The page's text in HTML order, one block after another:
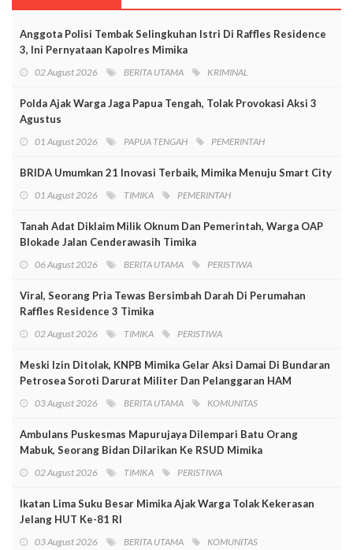
Anggota Polisi Tembak Selingkuhan Istri Di Raffles Residence
3, Ini Pernyataan Kapolres Mimika
02 August 2026 BERITA UTAMA KRIMINAL
Polda Ajak Warga Jaga Papua Tengah, Tolak Provokasi Aksi 3
Agustus
01 August 2026 PAPUA TENGAH PEMERINTAH
BRIDA Umumkan 21 Inovasi Terbaik, Mimika Menuju Smart City
01 August 2026 TIMIKA PEMERINTAH
Tanah Adat Diklaim Milik Oknum Dan Pemerintah, Warga OAP
Blokade Jalan Cenderawasih Timika
06 August 2026 BERITA UTAMA PERISTIWA
Viral, Seorang Pria Tewas Bersimbah Darah Di Perumahan
Raffles Residence 3 Timika
02 August 2026 TIMIKA PERISTIWA
Meski Izin Ditolak, KNPB Mimika Gelar Aksi Damai Di Bundaran
Petrosea Soroti Darurat Militer Dan Pelanggaran HAM
03 August 2026 BERITA UTAMA KOMUNITAS
Ambulans Puskesmas Mapurujaya Dilempari Batu Orang
Mabuk, Seorang Bidan Dilarikan Ke RSUD Mimika
02 August 2026 TIMIKA PERISTIWA
Ikatan Lima Suku Besar Mimika Ajak Warga Tolak Kekerasan
Jelang HUT Ke-81 RI
03 August 2026 BERITA UTAMA KOMUNITAS